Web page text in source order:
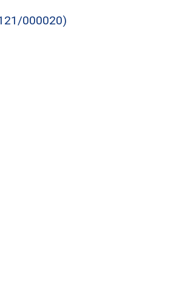
000020)